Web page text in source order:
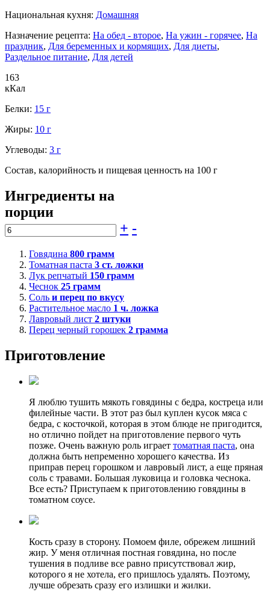
Национальная кухня: Домашняя
Назначение рецепта: На обед - второе, На ужин - горячее, На
праздник, Для беременных и кормящих, Для диеты,
Раздельное питание, Для детей
163
кКал
Белки: 15 г
Жиры: 10 г
Углеводы: 3 г
Состав, калорийность и пищевая ценность на 100 г
Ингредиенты на
порции
+ -
Говядина 800 грамм
Томатная паста 3 ст. ложки
Лук репчатый 150 грамм
Чеснок 25 грамм
Соль и перец по вкусу
Растительное масло 1 ч. ложка
Лавровый лист 2 штуки
Перец черный горошек 2 грамма
Приготовление
Я люблю тушить мякоть говядины с бедра, костреца или
филейные части. В этот раз был куплен кусок мяса с
бедра, с косточкой, которая в этом блюде не пригодится,
но отлично пойдет на приготовление первого чуть
позже. Очень важную роль играет томатная паста, она
должна быть непременно хорошего качества. Из
приправ перец горошком и лавровый лист, а еще пряная
соль с травами. Большая луковица и головка чеснока.
Все есть? Приступаем к приготовлению говядины в
томатном соусе.
Кость сразу в сторону. Помоем филе, обрежем лишний
жир. У меня отличная постная говядина, но после
тушения в подливе все равно присутствовал жир,
которого я не хотела, его пришлось удалять. Поэтому,
лучше обрезать сразу его излишки и жилки.